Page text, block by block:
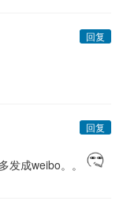
回复
回复
发成weibo。。